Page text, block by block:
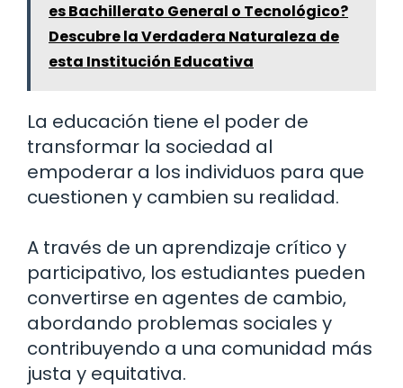
es Bachillerato General o Tecnológico?
Descubre la Verdadera Naturaleza de
esta Institución Educativa
La educación tiene el poder de
transformar la sociedad al
empoderar a los individuos para que
cuestionen y cambien su realidad.
A través de un aprendizaje crítico y
participativo, los estudiantes pueden
convertirse en agentes de cambio,
abordando problemas sociales y
contribuyendo a una comunidad más
justa y equitativa.